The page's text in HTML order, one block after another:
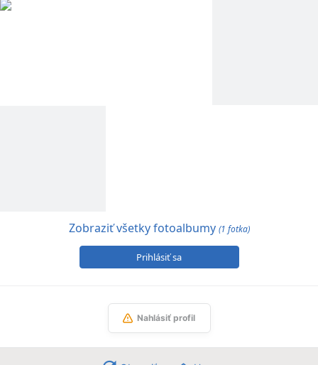
Zobraziť všetky fotoalbumy (1 fotka)
Prihlásiť sa
Nahlásiť profil